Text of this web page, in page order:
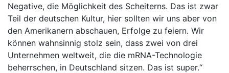
Negative, die Möglichkeit des Scheiterns. Das ist zwar
Teil der deutschen Kultur, hier sollten wir uns aber von
den Amerikanern abschauen, Erfolge zu feiern. Wir
können wahnsinnig stolz sein, dass zwei von drei
Unternehmen weltweit, die die mRNA-Technologie
beherrschen, in Deutschland sitzen. Das ist super.“